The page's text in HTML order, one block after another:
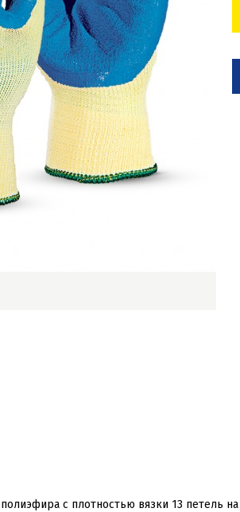
с плотностью вязки 13 петель